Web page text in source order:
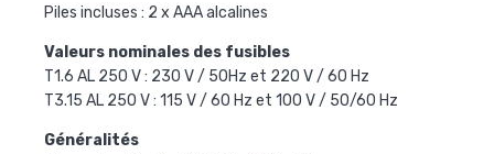
Piles incluses : 2 x AAA alcalines
Valeurs nominales des fusibles
T1.6 AL 250 V : 230 V / 50Hz et 220 V / 60 Hz
T3.15 AL 250 V : 115 V / 60 Hz et 100 V / 50/60 Hz
Généralités